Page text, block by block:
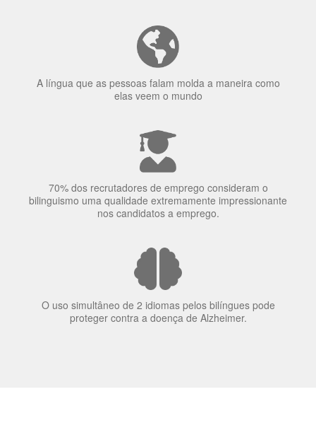
A língua que as pessoas falam molda a maneira como
elas veem o mundo
70% dos recrutadores de emprego consideram o
bilinguismo uma qualidade extremamente impressionante
nos candidatos a emprego.
O uso simultâneo de 2 idiomas pelos bilíngues pode
proteger contra a doença de Alzheimer.